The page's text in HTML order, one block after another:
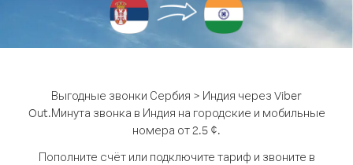
Выгодные звонки Сербия > Индия через Viber
Out.Минута звонка в Индия на городские и мобильные
номера от 2.5 ¢.
Пополните счёт или подключите тариф и звоните в